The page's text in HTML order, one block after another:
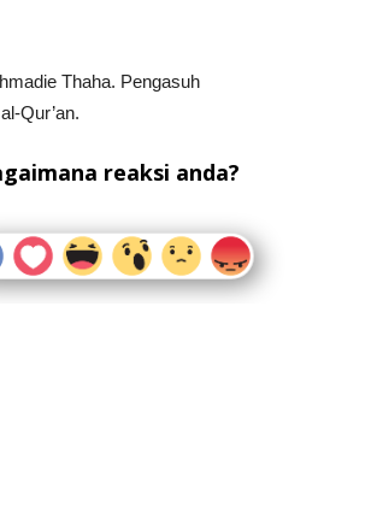
Thaha. Pengasuh
Qur’an.
reaksi anda?